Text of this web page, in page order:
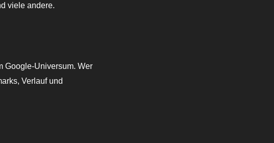
viele andere.
Google-Universum. Wer
Verlauf und